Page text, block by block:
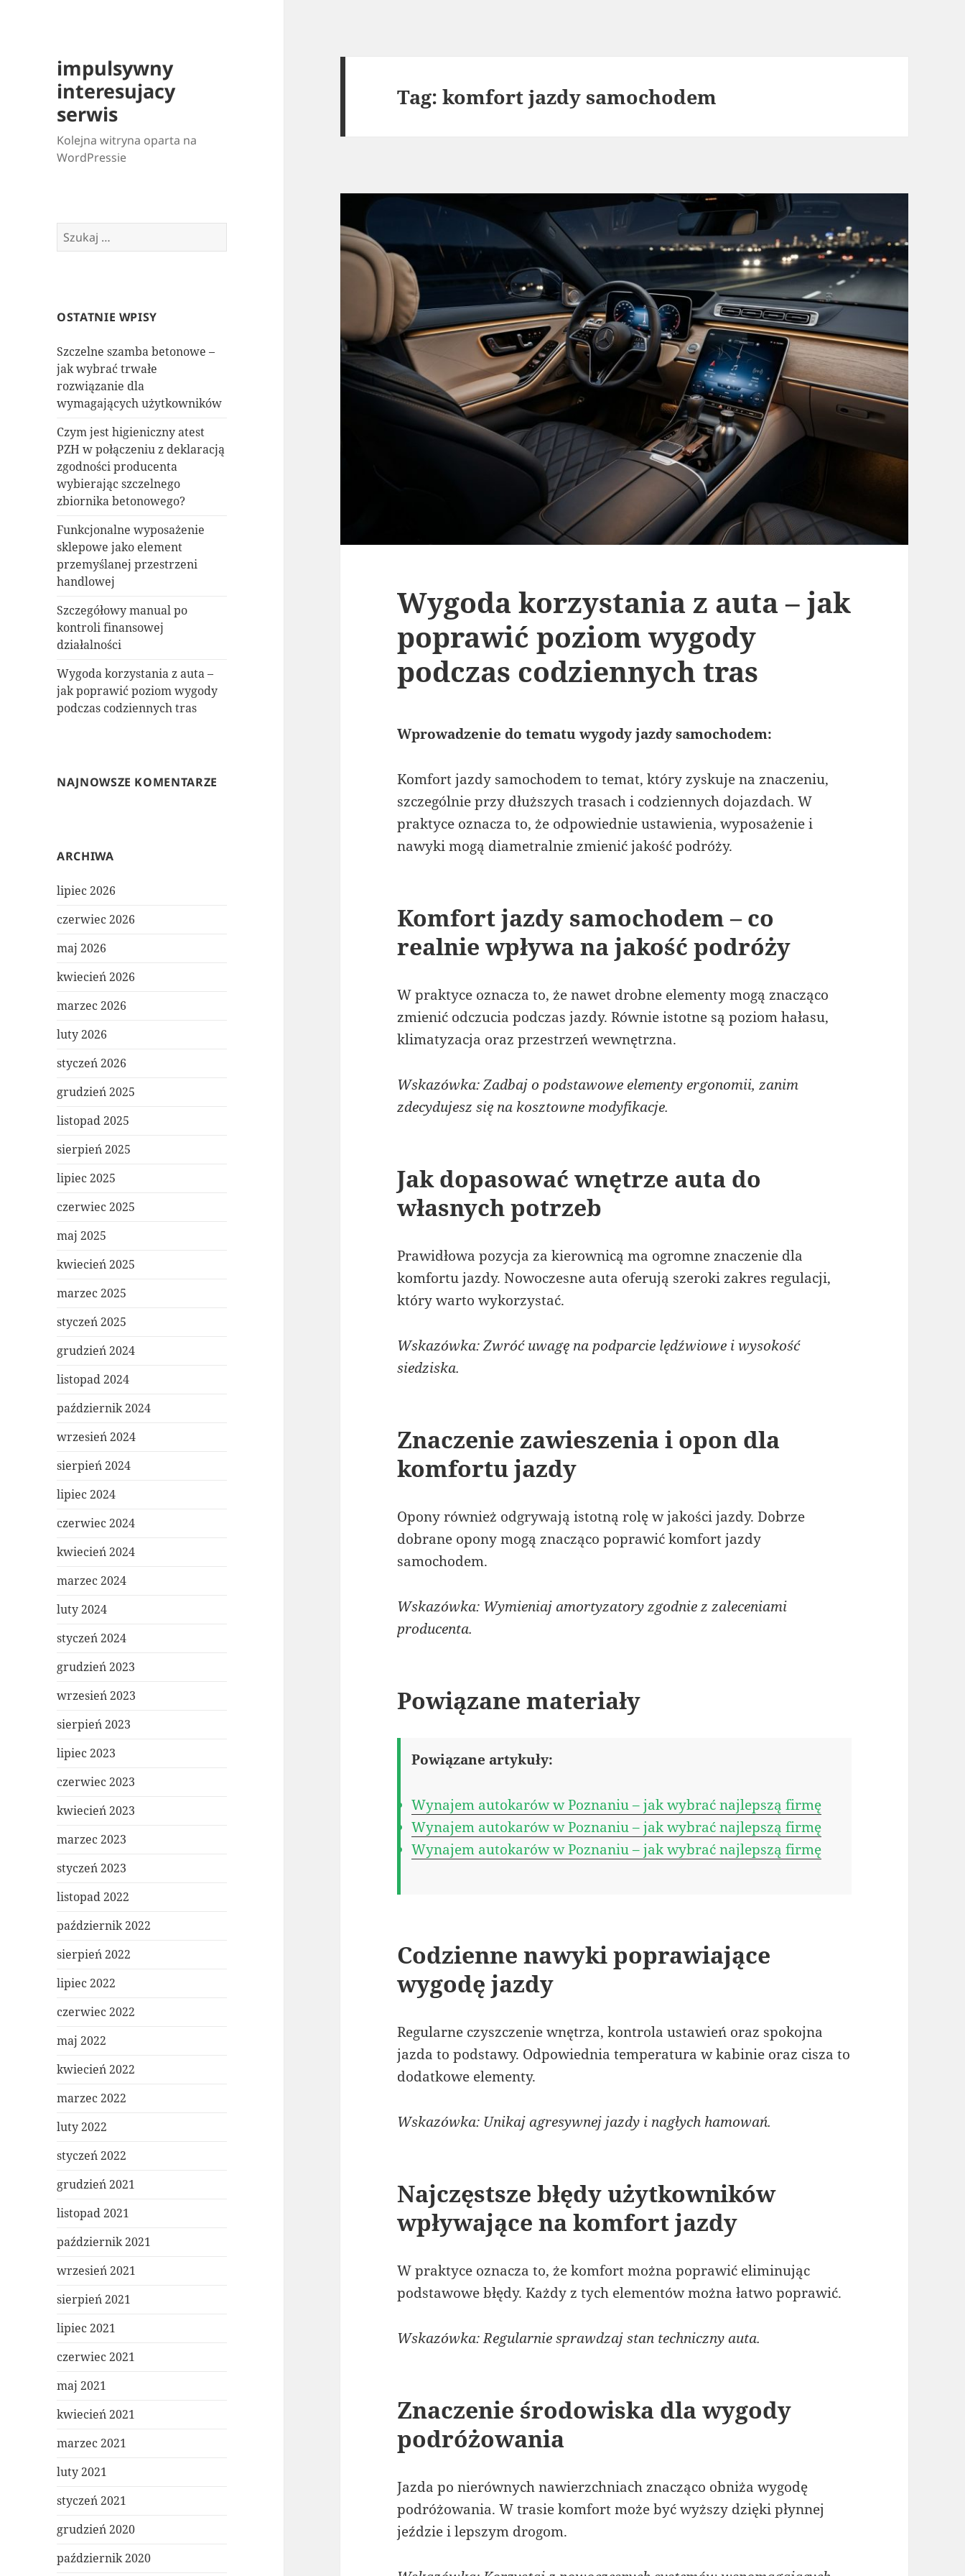
impulsywny
interesujacy
serwis
Kolejna witryna oparta na
WordPressie
Szukaj:
OSTATNIE WPISY
Szczelne szamba betonowe –
jak wybrać trwałe
rozwiązanie dla
wymagających użytkowników
Czym jest higieniczny atest
PZH w połączeniu z deklaracją
zgodności producenta
wybierając szczelnego
zbiornika betonowego?
Funkcjonalne wyposażenie
sklepowe jako element
przemyślanej przestrzeni
handlowej
Szczegółowy manual po
kontroli finansowej
działalności
Wygoda korzystania z auta –
jak poprawić poziom wygody
podczas codziennych tras
NAJNOWSZE KOMENTARZE
ARCHIWA
lipiec 2026
czerwiec 2026
maj 2026
kwiecień 2026
marzec 2026
luty 2026
styczeń 2026
grudzień 2025
listopad 2025
sierpień 2025
lipiec 2025
czerwiec 2025
maj 2025
kwiecień 2025
marzec 2025
styczeń 2025
grudzień 2024
listopad 2024
październik 2024
wrzesień 2024
sierpień 2024
lipiec 2024
czerwiec 2024
kwiecień 2024
marzec 2024
luty 2024
styczeń 2024
grudzień 2023
wrzesień 2023
sierpień 2023
lipiec 2023
czerwiec 2023
kwiecień 2023
marzec 2023
styczeń 2023
listopad 2022
październik 2022
sierpień 2022
lipiec 2022
czerwiec 2022
maj 2022
kwiecień 2022
marzec 2022
luty 2022
styczeń 2022
grudzień 2021
listopad 2021
październik 2021
wrzesień 2021
sierpień 2021
lipiec 2021
czerwiec 2021
maj 2021
kwiecień 2021
marzec 2021
luty 2021
styczeń 2021
grudzień 2020
październik 2020
Tag:komfort jazdy samochodem
Wygoda korzystania z auta – jak
poprawić poziom wygody
podczas codziennych tras
Wprowadzenie do tematu wygody jazdy samochodem:
Komfort jazdy samochodem to temat, który zyskuje na znaczeniu,
szczególnie przy dłuższych trasach i codziennych dojazdach. W
praktyce oznacza to, że odpowiednie ustawienia, wyposażenie i
nawyki mogą diametralnie zmienić jakość podróży.
Komfort jazdy samochodem – co
realnie wpływa na jakość podróży
W praktyce oznacza to, że nawet drobne elementy mogą znacząco
zmienić odczucia podczas jazdy. Równie istotne są poziom hałasu,
klimatyzacja oraz przestrzeń wewnętrzna.
Wskazówka: Zadbaj o podstawowe elementy ergonomii, zanim
zdecydujesz się na kosztowne modyfikacje.
Jak dopasować wnętrze auta do
własnych potrzeb
Prawidłowa pozycja za kierownicą ma ogromne znaczenie dla
komfortu jazdy. Nowoczesne auta oferują szeroki zakres regulacji,
który warto wykorzystać.
Wskazówka: Zwróć uwagę na podparcie lędźwiowe i wysokość
siedziska.
Znaczenie zawieszenia i opon dla
komfortu jazdy
Opony również odgrywają istotną rolę w jakości jazdy. Dobrze
dobrane opony mogą znacząco poprawić komfort jazdy
samochodem.
Wskazówka: Wymieniaj amortyzatory zgodnie z zaleceniami
producenta.
Powiązane materiały
Powiązane artykuły:
Wynajem autokarów w Poznaniu – jak wybrać najlepszą firmę
Wynajem autokarów w Poznaniu – jak wybrać najlepszą firmę
Wynajem autokarów w Poznaniu – jak wybrać najlepszą firmę
Codzienne nawyki poprawiające
wygodę jazdy
Regularne czyszczenie wnętrza, kontrola ustawień oraz spokojna
jazda to podstawy. Odpowiednia temperatura w kabinie oraz cisza to
dodatkowe elementy.
Wskazówka: Unikaj agresywnej jazdy i nagłych hamowań.
Najczęstsze błędy użytkowników
wpływające na komfort jazdy
W praktyce oznacza to, że komfort można poprawić eliminując
podstawowe błędy. Każdy z tych elementów można łatwo poprawić.
Wskazówka: Regularnie sprawdzaj stan techniczny auta.
Znaczenie środowiska dla wygody
podróżowania
Jazda po nierównych nawierzchniach znacząco obniża wygodę
podróżowania. W trasie komfort może być wyższy dzięki płynnej
jeździe i lepszym drogom.